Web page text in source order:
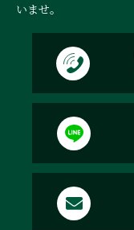
いませ。